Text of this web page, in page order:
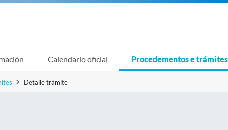
Calendario oficial Procedementos e trámites
Detalle trámite